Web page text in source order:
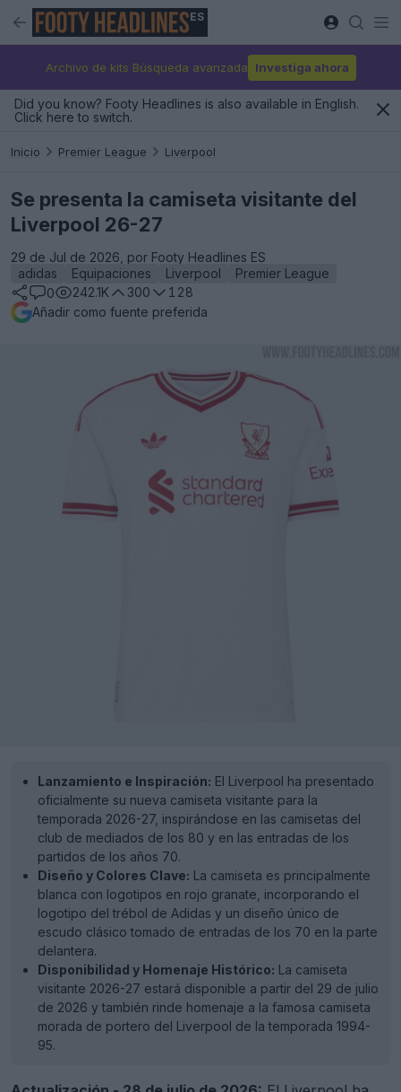
ES
Archivo de kits Búsqueda avanzada Investiga ahora
Did you know? Footy Headlines is also available in English.
Click here to switch.
Inicio Premier League Liverpool
Se presenta la camiseta visitante del
Liverpool 26-27
29 de Jul de 2026, por Footy Headlines ES
adidas
Equipaciones Liverpool
Premier League
0
242.1K 300
128
Añadir como fuente preferida
Lanzamiento e Inspiración: El Liverpool ha presentado
oficialmente su nueva camiseta visitante para la
temporada 2026-27, inspirándose en las camisetas del
club de mediados de los 80 y en las entradas de los
partidos de los años 70.
Diseño y Colores Clave: La camiseta es principalmente
blanca con logotipos en rojo granate, incorporando el
logotipo del trébol de Adidas y un diseño único de
escudo clásico tomado de entradas de los 70 en la parte
delantera.
Disponibilidad y Homenaje Histórico: La camiseta
visitante 2026-27 estará disponible a partir del 29 de julio
de 2026 y también rinde homenaje a la famosa camiseta
morada de portero del Liverpool de la temporada 1994-
95.